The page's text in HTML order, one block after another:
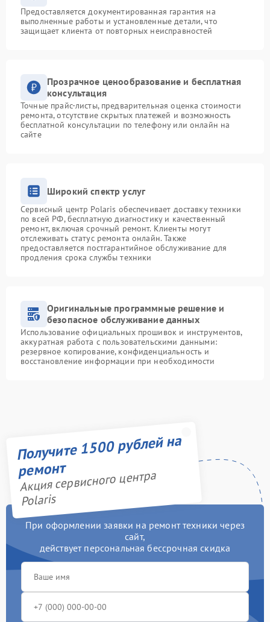
Предоставляется документированная гарантия на
выполненные работы и установленные детали, что
защищает клиента от повторных неисправностей
Прозрачное ценообразование и бесплатная
консультация
Точные прайс-листы, предварительная оценка стоимости
ремонта, отсутствие скрытых платежей и возможность
бесплатной консультации по телефону или онлайн на
сайте
Широкий спектр услуг
Сервисный центр Polaris обеспечивает доставку техники
по всей РФ, бесплатную диагностику и качественный
ремонт, включая срочный ремонт. Клиенты могут
отслеживать статус ремонта онлайн. Также
предоставляется постгарантийное обслуживание для
продления срока службы техники
Оригинальные программные решение и
безопасное обслуживание данных
Использование официальных прошивок и инструментов,
аккуратная работа с пользовательскими данными:
резервное копирование, конфиденциальность и
восстановление информации при необходимости
Получите 1500 рублей на
ремонт
Акция сервисного центра
Polaris
При оформлении заявки на ремонт техники через
сайт,
действует персональная бессрочная скидка